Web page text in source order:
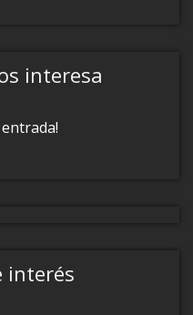
interesa
interés